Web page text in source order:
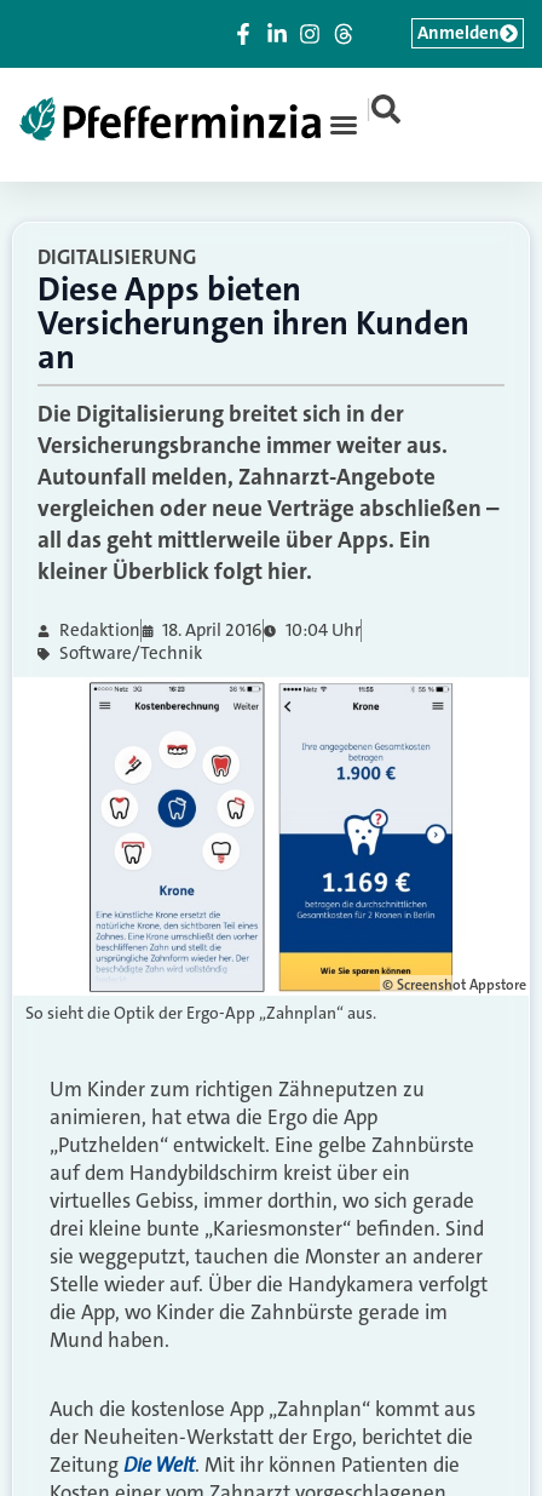
|
Anmelden
DIGITALISIERUNG
Diese Apps bieten
Versicherungen ihren Kunden
an
Die Digitalisierung breitet sich in der
Versicherungsbranche immer weiter aus.
Autounfall melden, Zahnarzt-Angebote
vergleichen oder neue Verträge abschließen –
all das geht mittlerweile über Apps. Ein
kleiner Überblick folgt hier.
Redaktion 18. April 2016
10:04 Uhr
Software/Technik
© Screenshot Appstore
So sieht die Optik der Ergo-App „Zahnplan“ aus.
Um Kinder zum richtigen Zähneputzen zu
animieren, hat etwa die Ergo die App
„Putzhelden“ entwickelt. Eine gelbe Zahnbürste
auf dem Handybildschirm kreist über ein
virtuelles Gebiss, immer dorthin, wo sich gerade
drei kleine bunte „Kariesmonster“ befinden. Sind
sie weggeputzt, tauchen die Monster an anderer
Stelle wieder auf. Über die Handykamera verfolgt
die App, wo Kinder die Zahnbürste gerade im
Mund haben.
Auch die kostenlose App „Zahnplan“ kommt aus
der Neuheiten-Werkstatt der Ergo, berichtet die
ZeitungDie Welt. Mit ihr können Patienten die